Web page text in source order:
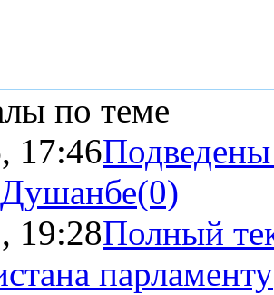
по теме
17:46
(0)
19:28Полный
парламенту